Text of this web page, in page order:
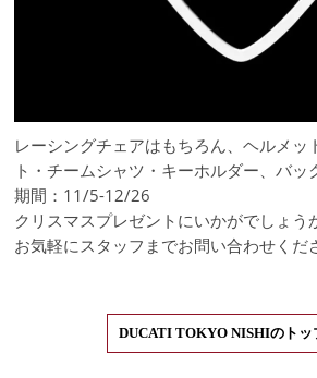
レーシングチェアはもちろん、ヘルメッ
ト・チームシャツ・キーホルダー、バッ
期間：11/5-12/26
クリスマスプレゼントにいかがでしょう
お気軽にスタッフまでお問い合わせくだ
DUCATI TOKYO NISHIのトッ